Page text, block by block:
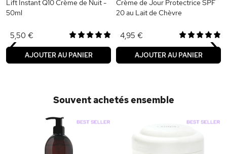
Lift Instant Q10 Crème de Nuit -
50ml
5,50 €
AJOUTER AU PANIER
Crème de Jour Protectrice SPF
20 au Lait de Chèvre
4,95 €
AJOUTER AU PANIER
‹ ›
Souvent achetés ensemble